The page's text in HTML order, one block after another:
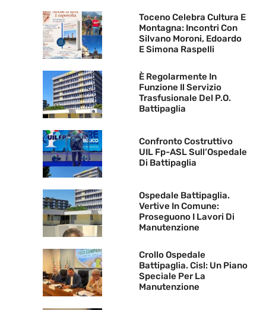
Toceno Celebra Cultura E
Montagna: Incontri Con
Silvano Moroni, Edoardo
E Simona Raspelli
È Regolarmente In
Funzione Il Servizio
Trasfusionale Del P.O.
Battipaglia
Confronto Costruttivo
UIL Fp-ASL Sull’Ospedale
Di Battipaglia
Ospedale Battipaglia.
Vertive In Comune:
Proseguono I Lavori Di
Manutenzione
Crollo Ospedale
Battipaglia. Cisl: Un Piano
Speciale Per La
Manutenzione